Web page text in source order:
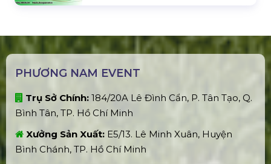
PHƯƠNG NAM EVENT
Trụ Sở Chính: 184/20A Lê Đình Cẩn, P. Tân Tạo, Q.
Bình Tân, TP. Hồ Chí Minh
Xưởng Sản Xuất: E5/13. Lê Minh Xuân, Huyện
Bình Chánh, TP. Hồ Chí Minh